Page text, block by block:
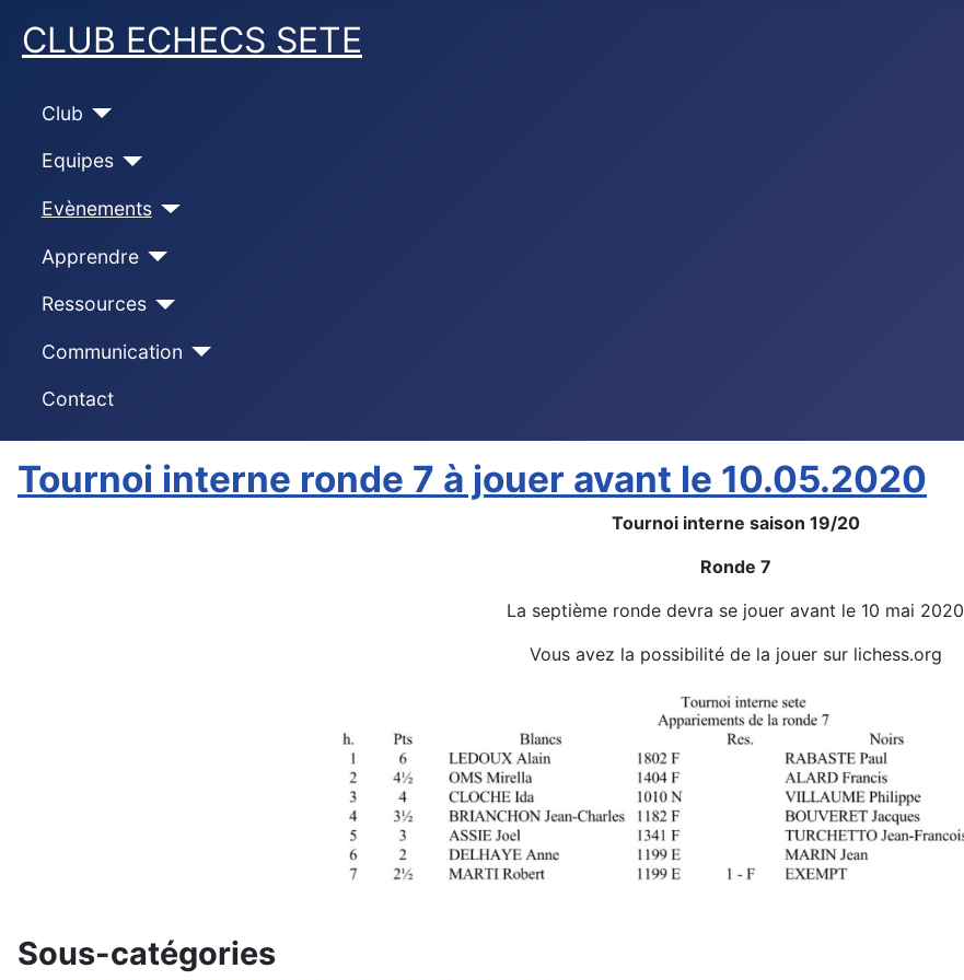
CLUB ECHECS SETE
Club
Equipes
Evènements
Apprendre
Ressources
Communication
Contact
Tournoi interne ronde 7 à jouer avant le 10.05.2020
Tournoi interne saison 19/20
Ronde 7
La septième ronde devra se jouer avant le 10 mai 2020
Vous avez la possibilité de la jouer sur lichess.org
Sous-catégories